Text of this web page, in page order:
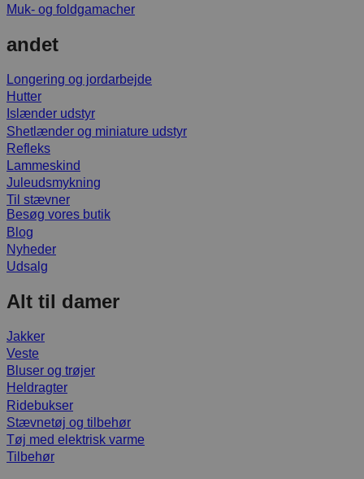
Muk- og foldgamacher
andet
Longering og jordarbejde
Hutter
Islænder udstyr
Shetlænder og miniature udstyr
Refleks
Lammeskind
Juleudsmykning
Til stævner
Besøg vores butik
Blog
Nyheder
Udsalg
Alt til damer
Jakker
Veste
Bluser og trøjer
Heldragter
Ridebukser
Stævnetøj og tilbehør
Tøj med elektrisk varme
Tilbehør